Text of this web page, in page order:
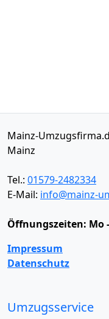
Mainz-
Mainz
Tel.: 01579-2482334
E-Mail: info@mainz-
Öffnungszeiten: Mo
Impressum
Datenschutz
Umzugsservice